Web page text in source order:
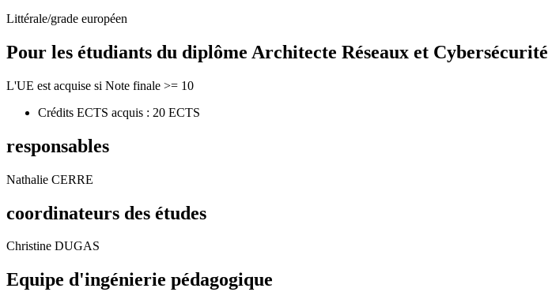
Littérale/grade européen
Pour les étudiants du diplôme Architecte Réseaux et Cybersécurité
L'UE est acquise si Note finale >= 10
Crédits ECTS acquis : 20 ECTS
responsables
Nathalie CERRE
coordinateurs des études
Christine DUGAS
Equipe d'ingénierie pédagogique